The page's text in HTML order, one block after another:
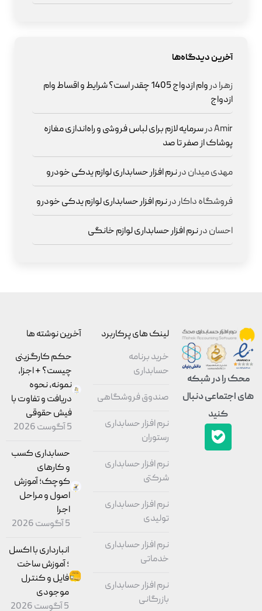
آخرین دیدگاه‌ها
زهرادر
وام ازدواج 1405 چقدر است؟ شرایط و اقساط وام
ازدواج
Amirدرسرمایه لازم برای لباس فروشی و راه‌اندازی مغازه
پوشاک از صفر تا صد
مهدی میداندرنرم افزار حسابداری لوازم یدکی خودرو
فروشگاه داکاردرنرم افزار حسابداری لوازم یدکی خودرو
احساندرنرم افزار حسابداری لوازم خانگی
محک را در شبکه
های اجتماعی دنبال
کنید
لینک های پرکاربرد
خرید برنامه
حسابداری
صندوق فروشگاهی
نرم افزار حسابداری
رستوران
نرم افزار حسابداری
شرکتی
نرم افزار حسابداری
تولیدی
نرم افزار حسابداری
خدماتی
نرم افزار حسابداری
بازرگانی
آخرین نوشته ها
حکم کارگزینی
چیست؟ + اجزا،
نمونه، نحوه
دریافت و تفاوت با
فیش حقوقی
5 آگوست 2026
حسابداری کسب
و کارهای
کوچک؛ آموزش
اصول و مراحل
اجرا
5 آگوست 2026
انبارداری با اکسل
؛ آموزش ساخت
فایل و کنترل
موجودی
5 آگوست 2026